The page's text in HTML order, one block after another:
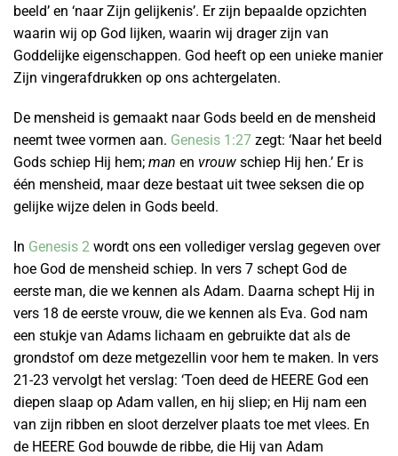
beeld’ en ‘naar Zijn gelijkenis’. Er zijn bepaalde opzichten
waarin wij op God lijken, waarin wij drager zijn van
Goddelijke eigenschappen. God heeft op een unieke manier
Zijn vingerafdrukken op ons achtergelaten.
De mensheid is gemaakt naar Gods beeld en de mensheid
neemt twee vormen aan. Genesis 1:27 zegt: ‘Naar het beeld
Gods schiep Hij hem; man en vrouw schiep Hij hen.’ Er is
één mensheid, maar deze bestaat uit twee seksen die op
gelijke wijze delen in Gods beeld.
In Genesis 2 wordt ons een vollediger verslag gegeven over
hoe God de mensheid schiep. In vers 7 schept God de
eerste man, die we kennen als Adam. Daarna schept Hij in
vers 18 de eerste vrouw, die we kennen als Eva. God nam
een stukje van Adams lichaam en gebruikte dat als de
grondstof om deze metgezellin voor hem te maken. In vers
21-23 vervolgt het verslag: ‘Toen deed de HEERE God een
diepen slaap op Adam vallen, en hij sliep; en Hij nam een
van zijn ribben en sloot derzelver plaats toe met vlees. En
de HEERE God bouwde de ribbe, die Hij van Adam